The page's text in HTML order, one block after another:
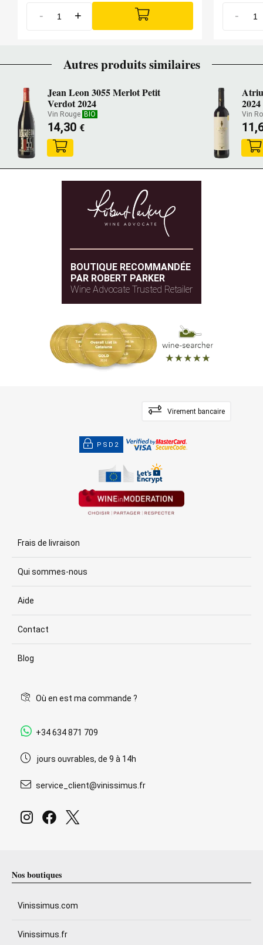
- + -
Autres produits similaires
Jean Leon 3055 Merlot Petit
Verdot 2024
Vin Rouge BIO
14,30 €
2024
Vin
BOUTIQUE RECOMMANDÉE
PAR ROBERT PARKER
Wine Advocate Trusted Retailer
Virement bancaire
PSD2
Frais de livraison
Qui sommes-nous
Aide
Contact
Blog
Où en est ma commande ?
+34 634 871 709
jours ouvrables, de 9 à 14h
service_client@vinissimus.fr
Nos boutiques
Vinissimus.com
Vinissimus.fr